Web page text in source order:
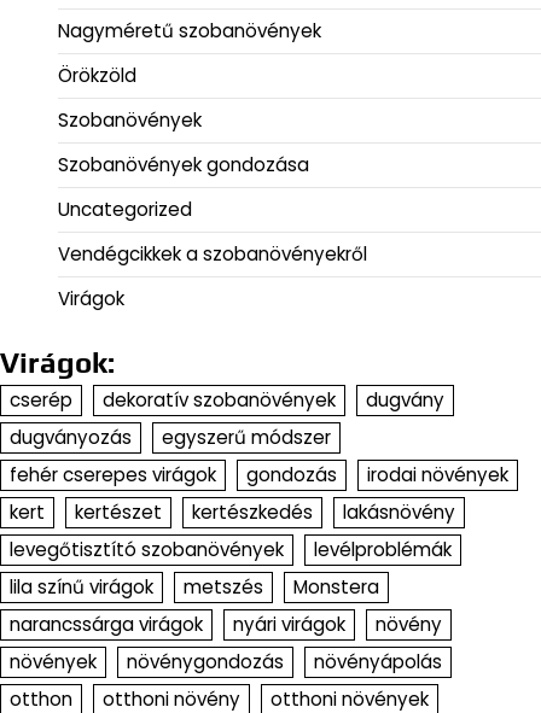
Nagyméretű szobanövények
Örökzöld
Szobanövények
Szobanövények gondozása
Uncategorized
Vendégcikkek a szobanövényekről
Virágok
Virágok:
cserép dekoratív szobanövények
dugvány
dugványozás
egyszerű módszer
fehér cserepes virágok
gondozás
irodai növények
kert
kertészet kertészkedés
lakásnövény
levegőtisztító szobanövények
levélproblémák
lila színű virágok
metszés
Monstera
narancssárga virágok
nyári virágok
növény
növények
növénygondozás
növényápolás
otthon
otthoni növény
otthoni növények